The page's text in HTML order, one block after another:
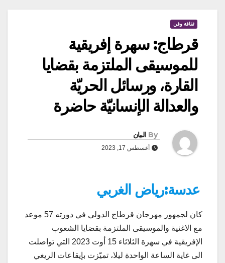
ثقافة وفن
قرطاج: سهرة إفريقية
للموسيقى الملتزمة بقضايا
القارة، ورسائل الحريّة
والعدالة الإنسانيّة حاضرة
By البيان
أغسطس 17, 2023
عدسة:رياض الغربي
كان لجمهور مهرجان قرطاج الدولي في دورته 57 موعد
مع الاغنية والموسيقى الملتزمة بقضايا الشعوب
الإفريقية في سهرة الثلاثاء 15 أوت 2023 التي تواصلت
الى غاية الساعة الواحدة ليلا، تميّزت بإيقاعات الريغي